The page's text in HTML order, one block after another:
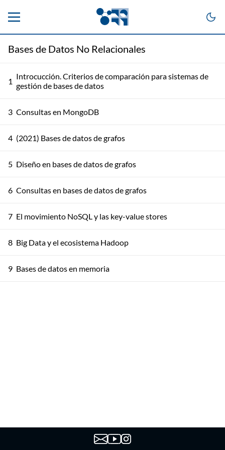
Bases de Datos No Relacionales
1 Introcucción. Criterios de comparación para sistemas de
gestión de bases de datos
3 Consultas en MongoDB
4 (2021) Bases de datos de grafos
5 Diseño en bases de datos de grafos
6 Consultas en bases de datos de grafos
7 El movimiento NoSQL y las key-value stores
8 Big Data y el ecosistema Hadoop
9 Bases de datos en memoria